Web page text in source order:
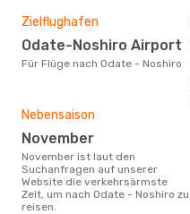
Zielflughafen
Odate-Noshiro Airport
Für Flüge nach Odate - Noshiro
Nebensaison
November
November ist laut den
Suchanfragen auf unserer
Website die verkehrsärmste
Zeit, um nach Odate - Noshiro zu
reisen.